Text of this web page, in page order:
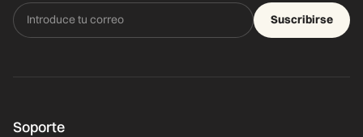
Suscribirse
Soporte